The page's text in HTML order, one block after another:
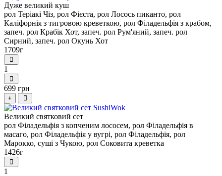
Дуже великий куш
рол Теріакі Чіз, рол Фієста, рол Лосось пиканто, рол
Каліфорнія з тигровою креветкою, рол Філадельфія з крабом,
запеч. рол Крабік Хот, запеч. рол Рум'яний, запеч. рол
Сирний, запеч. рол Окунь Хот
1709г
1
699 грн
+
Великий святковий сет
рол Філадельфія з копченим лососем, рол Філадельфія в
масаго, рол Філадельфія у вугрі, рол Філадельфія, рол
Марокко, суші з Чукою, рол Соковита креветка
1426г
1